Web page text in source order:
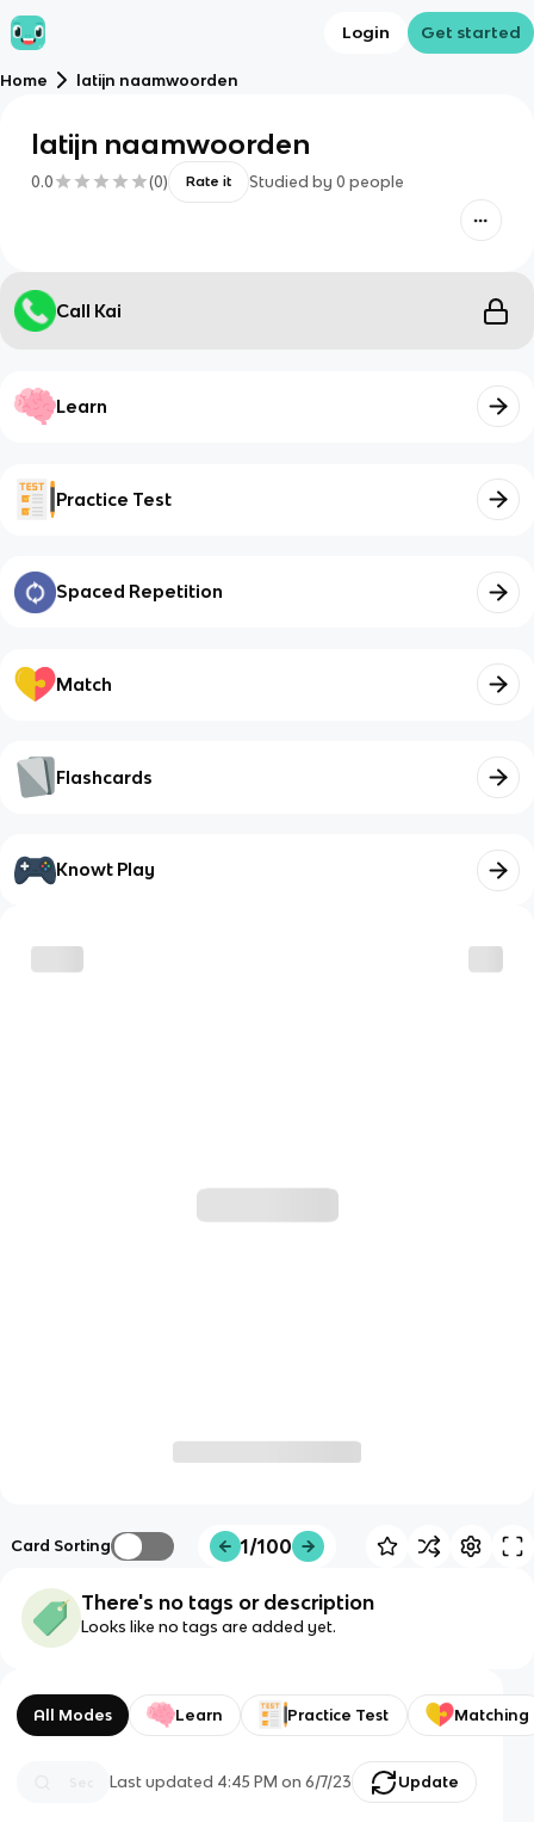
Login Get started
Home latijn naamwoorden
latijn naamwoorden
0.0 (0) Rate it Studied by 0 people
Call Kai
Learn
Practice Test
Spaced Repetition
Match
Flashcards
Knowt Play
Card Sorting 1/100
There's no tags or description
Looks like no tags are added yet.
All Modes Learn Practice Test Matching
Last updated 4:45 PM on 6/7/23 Update